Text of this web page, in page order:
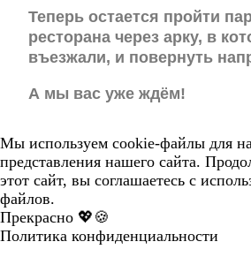
Теперь остается пройти
ресторана через арку, в
въезжали, и повернуть
А мы вас уже ждём!
Мы используем cookie-файлы для
представления нашего сайта.
этот сайт, вы соглашаетесь с
файлов.
Прекрасно 💖🍪
Политика конфиденциальности